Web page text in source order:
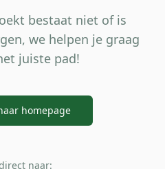
bestaat niet of is
we helpen je graag
juiste pad!
homepage
naar: